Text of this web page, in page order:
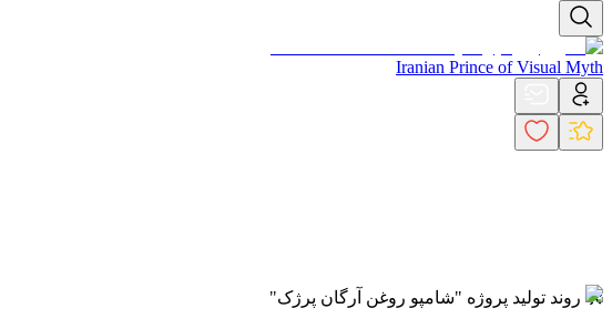
Iranian Prince of Visual Myth
🛠️ روند تولید پروژه "شامپو روغن آرگان پرژک"